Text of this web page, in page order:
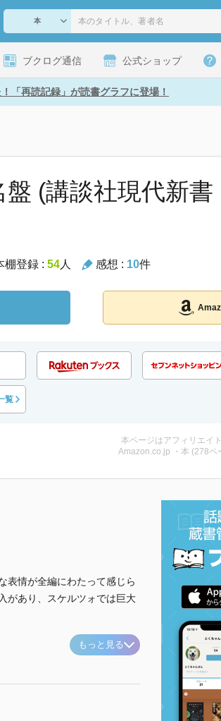
ブクログ通信 公式ショップ
「再読記録」が読書グラフに登場！
(講談社現代新書
棚登録 : 54人 感想 : 10件
覧
本ページはアフィリエイ
Amazon.co.jp ・本 (278
表情が全編にわたって感じら
があり、スケルツォでは巨大
もっと見る